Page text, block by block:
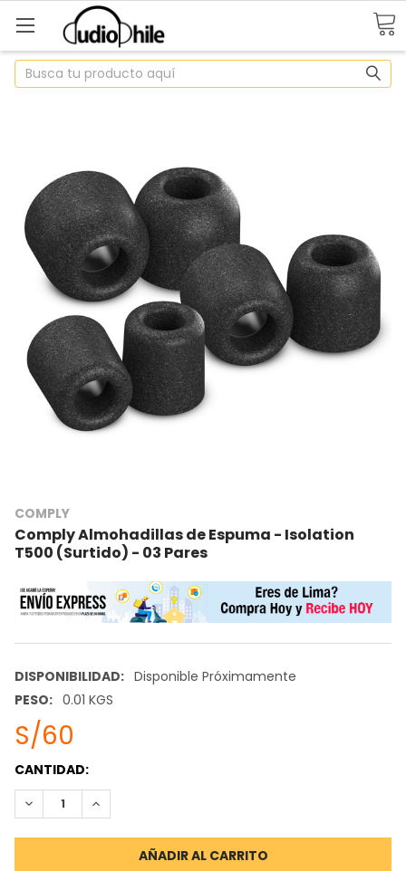
Buscar
COMPLY
Comply Almohadillas de Espuma - Isolation
T500 (Surtido) - 03 Pares
DISPONIBILIDAD: Disponible Próximamente
PESO: 0.01 KGS
S/60
STOCK
ACTUAL:
CANTIDAD:
REDUCIR CANTIDAD:INCREMENTAR CANTIDAD: